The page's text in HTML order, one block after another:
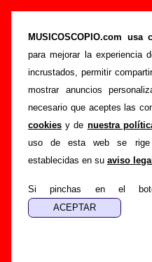
MUSICOSCOPIO.com
para mejorar la experiencia
incrustados, permitir
mostrar anuncios
necesario que aceptes las
cookies y de nuestra
uso de esta web se rige
establecidas en su aviso legal
Si pinchas en el
The Munster dance
vinilo de 12’’, 1991) -
Portada >Varios artistas >
The Munster dance hall
Esta página pretende
sobre eldisco “The
interpretado porVarios
canciones incluidas en el
esta página otros tipos de
disponibles: los datos
créditos de la grabación